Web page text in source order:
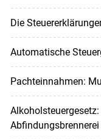
Die
Automatische
Pachteinnahmen:
Abfindungsbrennerei